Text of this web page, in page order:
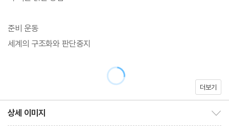
는 일이다. 생산수단과 생산물은 단순한 물질이다. 그런데 그런 물질
이 비물질적인 사회적 관계로서의 권력 관계를 발생시킨 것이다.
‘신’은 요청된다. 지배자는 신을 부른다. 신이 진짜로 응답을 하거나
말거나 그건 중요하지 않다. 신이 진짜 있는지 없는지의 문제는 지배
자의 관심사가 아니다. 지배자 자신이 부를 수 있는 ‘신’이라는 언어
준비 운동
세계의 구조화와 판단중지
● 직선적 시간관과 원형적 시간관
더보기
상세 이미지